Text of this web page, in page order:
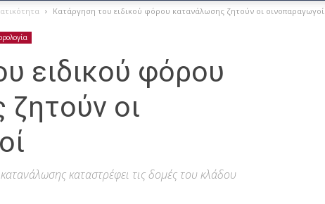
Κατάργηση του ειδικού φόρου κατανάλωσης ζητούν οι οινοπαραγωγοί
ειδικού φόρου
οι
καταστρέφει τις δομές του κλάδου